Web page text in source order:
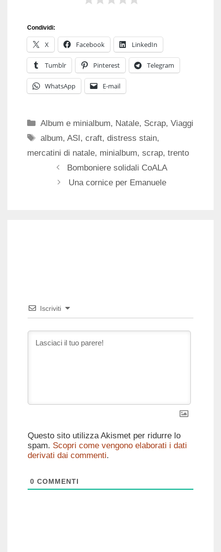
Condividi:
X Facebook LinkedIn
Tumblr Pinterest Telegram
WhatsApp E-mail
Categorie
Album e minialbum, Natale, Scrap,Viaggi
Tag
album,ASI,craft,distress stain,
mercatini di natale, minialbum, scrap, trento
Bomboniere solidali CoALA
Una cornice per Emanuele
Iscriviti
Questo sito utilizza Akismet per ridurre lo
spam. Scopri come vengono elaborati i dati
derivati dai commenti.
0 COMMENTI